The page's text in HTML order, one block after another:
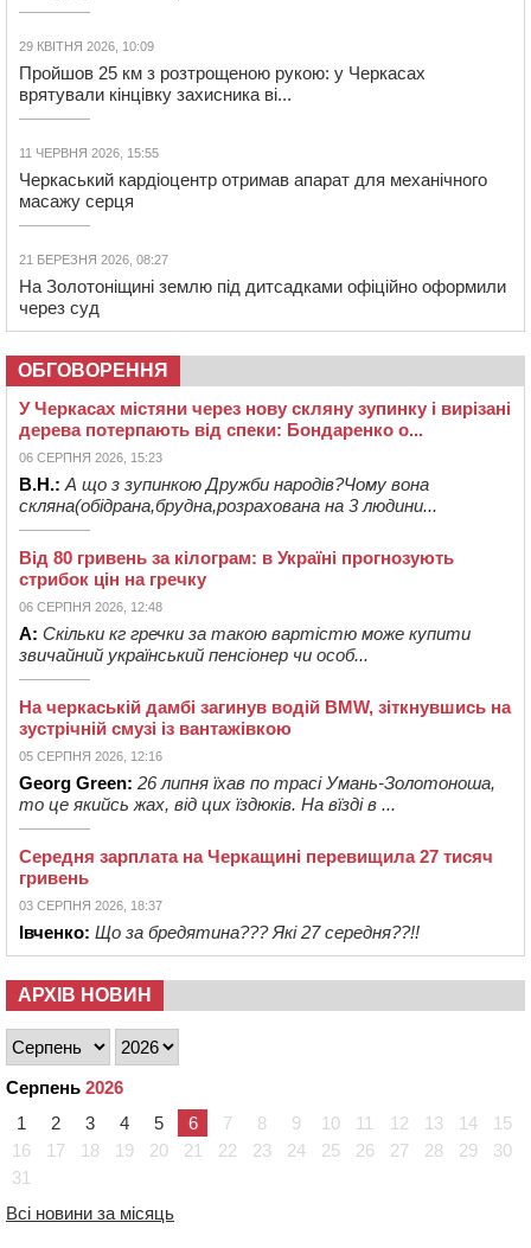
29 КВІТНЯ 2026, 10:09
Пройшов 25 км з розтрощеною рукою: у Черкасах
врятували кінцівку захисника ві...
11 ЧЕРВНЯ 2026, 15:55
Черкаський кардіоцентр отримав апарат для механічного
масажу серця
21 БЕРЕЗНЯ 2026, 08:27
На Золотоніщині землю під дитсадками офіційно оформили
через суд
ОБГОВОРЕННЯ
У Черкасах містяни через нову скляну зупинку і вирізані
дерева потерпають від спеки: Бондаренко о...
06 СЕРПНЯ 2026, 15:23
В.Н.: А що з зупинкою Дружби народів?Чому вона
скляна(обідрана,брудна,розрахована на 3 людини...
Від 80 гривень за кілограм: в Україні прогнозують
стрибок цін на гречку
06 СЕРПНЯ 2026, 12:48
А: Скільки кг гречки за такою вартістю може купити
звичайний український пенсіонер чи особ...
На черкаській дамбі загинув водій BMW, зіткнувшись на
зустрічній смузі із вантажівкою
05 СЕРПНЯ 2026, 12:16
Georg Green: 26 липня їхав по трасі Умань-Золотоноша,
то це якийсь жах, від цих їздюків. На вїзді в ...
Середня зарплата на Черкащині перевищила 27 тисяч
гривень
03 СЕРПНЯ 2026, 18:37
Івченко: Що за бредятина??? Які 27 середня??!!
АРХІВ НОВИН
Серпень 2026
1
2 3 4 5 6 7 8 9 10 11 12 13 14
15
16
17 18 19 20 21 22 23 24 25 26 27 28 29
30
31
Всі новини за місяць